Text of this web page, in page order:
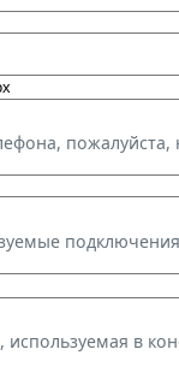
пожалуйста,
используемая в